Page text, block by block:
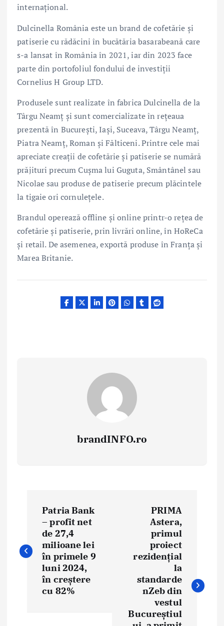
internațional.
Dulcinella România este un brand de cofetărie și
patiserie cu rădăcini în bucătăria basarabeană care
s-a lansat în România în 2021, iar din 2023 face
parte din portofoliul fondului de investiții
Cornelius H Group LTD.
Produsele sunt realizate în fabrica Dulcinella de la
Târgu Neamț și sunt comercializate în rețeaua
prezentă în București, Iași, Suceava, Târgu Neamț,
Piatra Neamț, Roman și Fălticeni. Printre cele mai
apreciate creații de cofetărie și patiserie se numără
prăjituri precum Cușma lui Guguta, Smântânel sau
Nicolae sau produse de patiserie precum plăcintele
la tigaie ori cornulețele.
Brandul operează offline și online printr-o rețea de
cofetărie și patiserie, prin livrări online, în HoReCa
și retail. De asemenea, exportă produse în Franța și
Marea Britanie.
brandINFO.ro
v
i
Patria Bank
– profit net
de 27,4
milioane lei
în primele 9
luni 2024,
în creștere
cu 82%
PRIMA
Astera,
primul
proiect
rezidențial
la
standarde
nZeb din
vestul
Bucureștiul